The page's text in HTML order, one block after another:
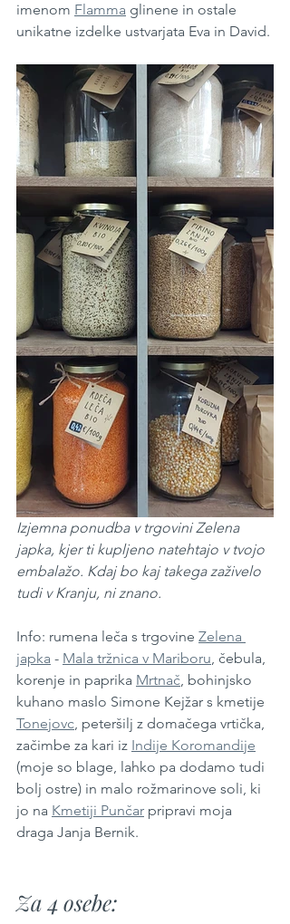
imenom Flamma glinene in ostale
unikatne izdelke ustvarjata Eva in David.
Izjemna ponudba v trgovini Zelena
japka, kjer ti kupljeno natehtajo v tvojo
embalažo. Kdaj bo kaj takega zaživelo
tudi v Kranju, ni znano.
Info: rumena leča s trgovine Zelena
japka - Mala tržnica v Mariboru, čebula,
korenje in paprika Mrtnač, bohinjsko
kuhano maslo Simone Kejžar s kmetije
Tonejovc, peteršilj z domačega vrtička,
začimbe za kari iz Indije Koromandije
(moje so blage, lahko pa dodamo tudi
bolj ostre) in malo rožmarinove soli, ki
jo na Kmetiji Punčar pripravi moja
draga Janja Bernik.
Za 4 osebe: